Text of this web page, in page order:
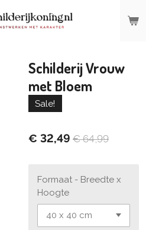
Schilderij Vrouw
met Bloem
Sale!
€ 32,49 € 64,99
Formaat - Breedte x
Hoogte